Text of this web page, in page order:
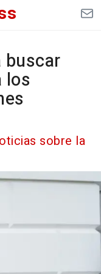
buscar
los
sobre la